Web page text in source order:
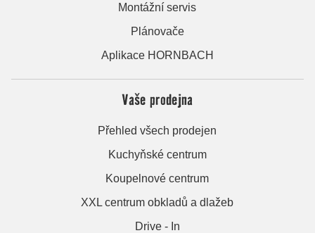
Montážní servis
Plánovače
Aplikace HORNBACH
Vaše prodejna
Přehled všech prodejen
Kuchyňské centrum
Koupelnové centrum
XXL centrum obkladů a dlažeb
Drive - In